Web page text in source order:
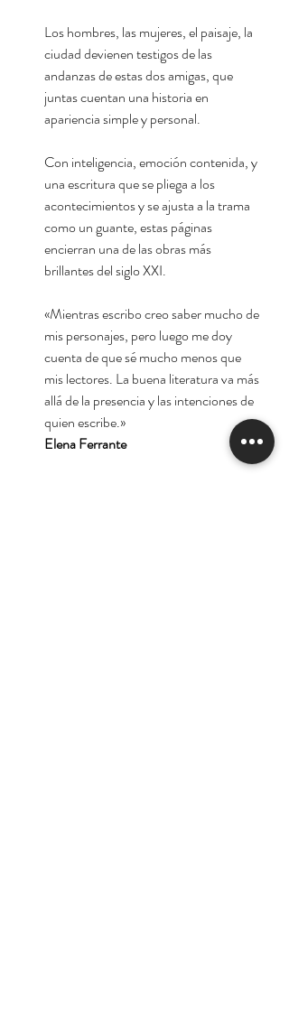
Los hombres, las mujeres, el paisaje, la
ciudad devienen testigos de las
andanzas de estas dos amigas, que
juntas cuentan una historia en
apariencia simple y personal.
Con inteligencia, emoción contenida, y
una escritura que se pliega a los
acontecimientos y se ajusta a la trama
como un guante, estas páginas
encierran una de las obras más
brillantes del siglo XXI.
«Mientras escribo creo saber mucho de
mis personajes, pero luego me doy
cuenta de que sé mucho menos que
mis lectores. La buena literatura va más
allá de la presencia y las intenciones de
quien escribe.»
Elena Ferrante